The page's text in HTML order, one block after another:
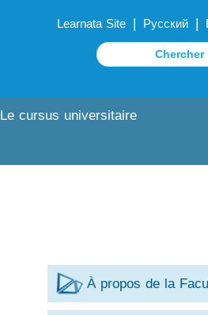
Learnata Site | Русский |
Le cursus universitaire
À propos de la